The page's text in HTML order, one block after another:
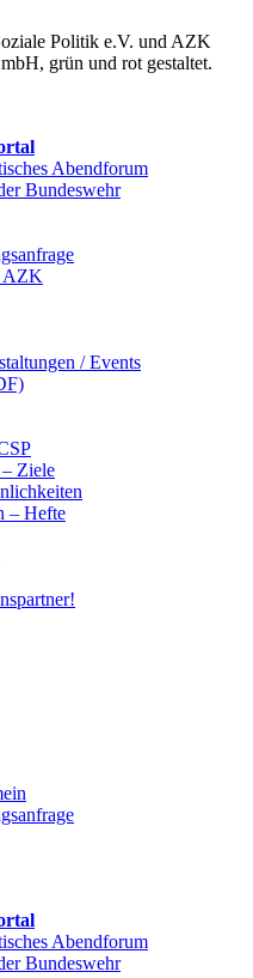
Abendforum
Bundeswehr
AZK
/ Events
Ziele
– Hefte
Abendforum
Bundeswehr